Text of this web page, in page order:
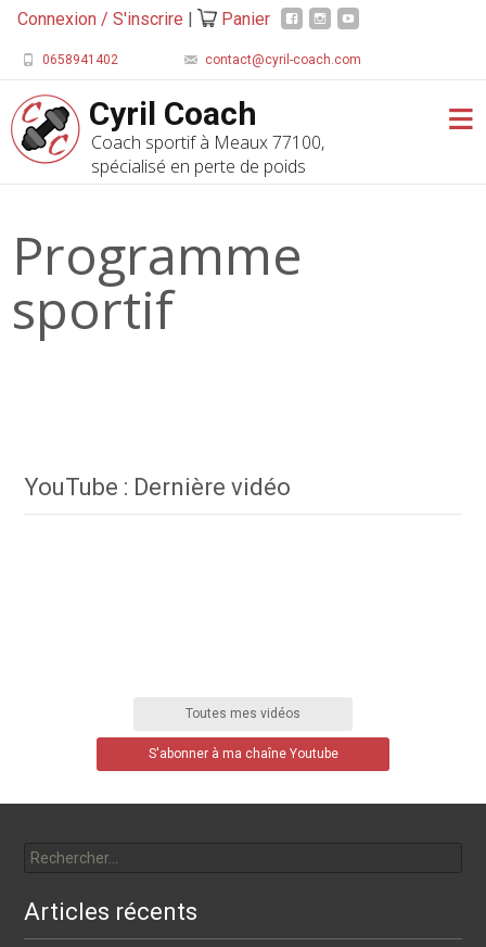
Connexion / S'inscrire | Panier
0658941402 contact@cyril-coach.com
Cyril Coach
Coach sportif à Meaux 77100,
spécialisé en perte de poids
Programme
sportif
YouTube : Dernière vidéo
Toutes mes vidéos
S'abonner à ma chaîne Youtube
Articles récents